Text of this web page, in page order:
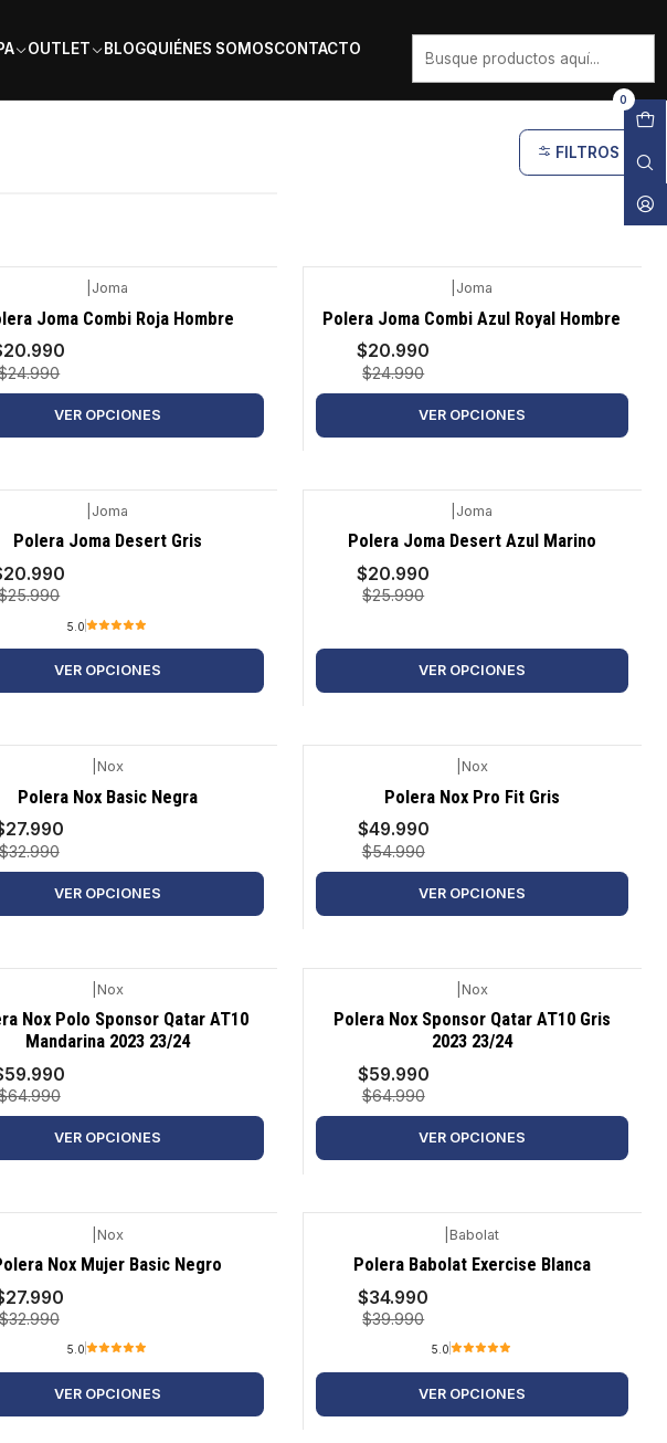
OUTLET BLOGQUIÉNES SOMOSCONTACTO
0
FILTROS
Joma
Joma Combi Roja Hombre
VER OPCIONES
-16%
Joma
Polera Joma Combi Azul Royal Hombre
$20.990
$24.990
VER OPCIONES
Joma
Polera Joma Desert Gris
5.0
VER OPCIONES
-19%
Joma
Polera Joma Desert Azul Marino
$20.990
$25.990
VER OPCIONES
Nox
Polera Nox Basic Negra
VER OPCIONES
Nox
Polera Nox Pro Fit Gris
$49.990
$54.990
VER OPCIONES
Nox
Nox Polo Sponsor Qatar AT10
Mandarina 2023 23/24
VER OPCIONES
-8%
Nox
Polera Nox Sponsor Qatar AT10 Gris
2023 23/24
$59.990
$64.990
VER OPCIONES
Nox
Nox Mujer Basic Negro
5.0
VER OPCIONES
-13%
Babolat
Polera Babolat Exercise Blanca
$34.990
$39.990
5.0
VER OPCIONES